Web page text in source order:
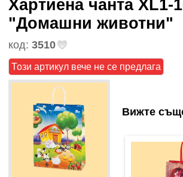
Хартиена чанта XL1-
"Домашни животни"
код: 3510
Този артикул вече не се предлага
Вижте